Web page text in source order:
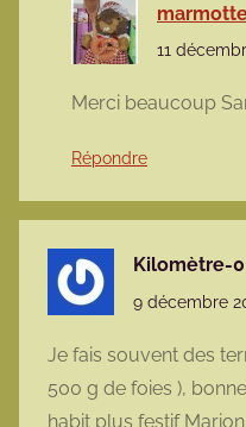
11
Merci beaucoup
Répondre
Kilomètre-0
9 décembre
Je fais souvent des
500 g de foies ),
habit plus festif